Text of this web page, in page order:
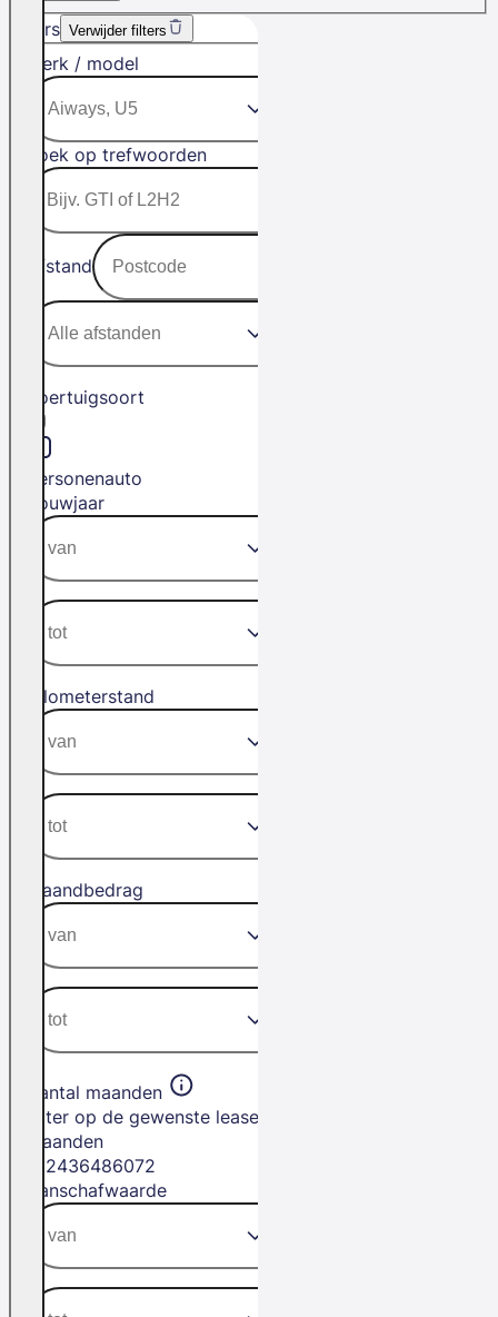
Filters Verwijder filters
Merk / model
Zoek op trefwoorden
Afstand
Voertuigsoort
Personenauto
Bouwjaar
Kilometerstand
Maandbedrag
Aantal maanden
Filter op de gewenste leasetermijn in
maanden
2436486072
Aanschafwaarde